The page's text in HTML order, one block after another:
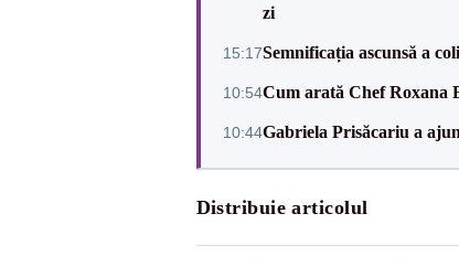
zi
15:17Semnificația ascunsă a
10:54Cum arată Chef Roxana
10:44Gabriela Prisăcariu a
Distribuie articolul